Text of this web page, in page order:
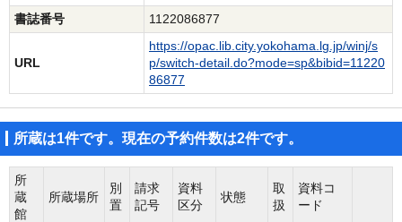
書誌番号
1122086877
URL
https://opac.lib.city.yokohama.lg.jp/winj/s
p/switch-detail.do?mode=sp&bibid=11220
86877
所蔵は1件です。現在の予約件数は2件です。
所
蔵
館
所蔵場所
別
置
請求
記号
資料
区分
状態
取
扱
資料コ
ード